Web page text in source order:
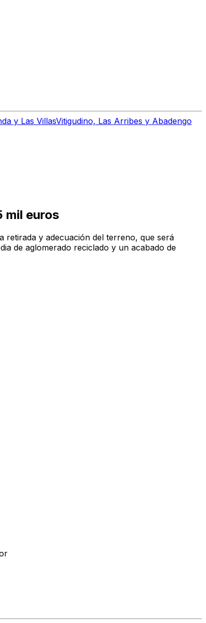
y Las VillasVitigudino, Las Arribes y Abadengo
mil euros
retirada y adecuación del terreno, que será
de aglomerado reciclado y un acabado de